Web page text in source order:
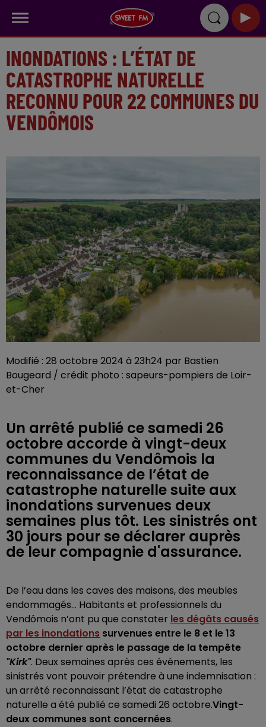
INONDATIONS : L’ÉTAT DE
CATASTROPHE NATURELLE
RECONNU POUR 22 COMMUNES DU
VENDÔMOIS
Modifié : 28 octobre 2024 à 23h24 par Bastien
Bougeard / crédit photo : sapeurs-pompiers de Loir-
et-Cher
Un arrêté publié ce samedi 26
octobre accorde à vingt-deux
communes du Vendômois la
reconnaissance de l’état de
catastrophe naturelle suite aux
inondations survenues deux
semaines plus tôt. Les sinistrés ont
30 jours pour se déclarer auprès
de leur compagnie d'assurance.
De l’eau dans les caves des maisons, des meubles
endommagés... Habitants et professionnels du
Vendômois n’ont pu que constater les dégâts causés
par les inondations survenues entre le 8 et le 13
octobre dernier après le passage de la tempête
"Kirk". Deux semaines après ces événements, les
sinistrés vont pouvoir prétendre à une indemnisation :
un arrêté reconnaissant l’état de catastrophe
naturelle a été publié ce samedi 26 octobre.Vingt-
deux communes sont concernées.